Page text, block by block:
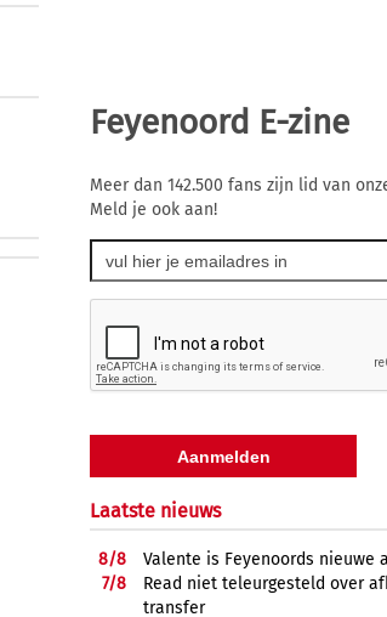
Feyenoord E-zine
Meer dan 142.500 fans zijn lid van
Meld je ook aan!
Laatste nieuws
8/8
Valente is Feyenoords nieuwe
7/8
Read niet teleurgesteld over
transfer